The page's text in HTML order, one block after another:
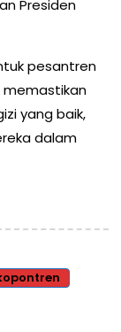
Presiden
pesantren
memastikan
yang baik,
dalam